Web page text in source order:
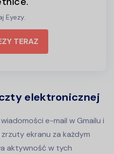
Eyezy.
TERAZ
elektronicznej
e-mail w Gmailu i
ekranu za każdym
aktywność w tych